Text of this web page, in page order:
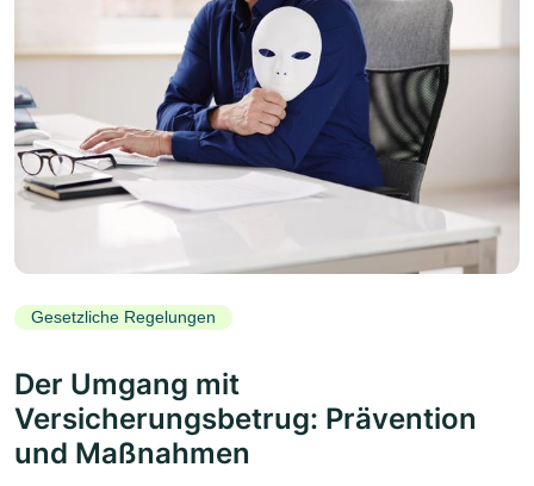
Gesetzliche Regelungen
Der Umgang mit
Versicherungsbetrug: Prävention
und Maßnahmen